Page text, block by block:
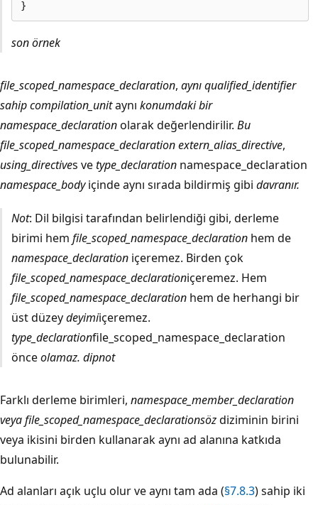
son örnek
file_scoped_namespace_declaration, aynı qualified_identifier
sahip compilation_unitaynı konumdaki bir
namespace_declarationolarak değerlendirilir. Bu
file_scoped_namespace_declaration extern_alias_directive,
using_directives vetype_declaration namespace_declaration
namespace_bodyiçinde aynı sırada bildirmiş gibi davranır.
Not: Dil bilgisi tarafından belirlendiği gibi, derleme
birimi hem file_scoped_namespace_declarationhem de
namespace_declarationiçeremez. Birden çok
file_scoped_namespace_declarationiçeremez. Hem
file_scoped_namespace_declarationhem de herhangi bir
üst düzeydeyimiiçeremez.
type_declarationfile_scoped_namespace_declaration
önceolamaz. dipnot
Farklı derleme birimleri, namespace_member_declaration
veya file_scoped_namespace_declarationsözdiziminin birini
veya ikisini birden kullanarak aynı ad alanına katkıda
bulunabilir.
Ad alanları açık uçlu olur ve aynı tam ada (§7.8.3) sahip iki